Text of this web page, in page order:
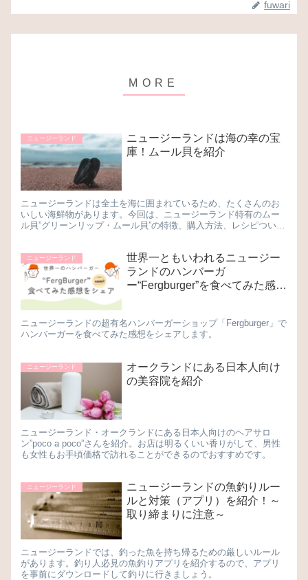
fuwari
ニュージーランド
ニュージーランドは海の幸の宝
庫！ムール貝を紹介
ニュージーランドは全土を海に囲まれているため、たくさんのお
いしい海鮮物があります。今回は、ニュージーランド特有のムー
ル貝”グリーンリップ・ムール貝”の特徴、購入方法、レシピついて
ニュージーランド
世界一ともいわれるニュージー
ランドのハンバーガ
ー“Fergburger”を食べてみた感想
ニュージーランドの超有名ハンバーガーショップ「Fergburger」で
ハンバーガーを食べてみた感想をシェアします。
ニュージーランド
オークランドにある日本人向け
の美容院を紹介
ニュージーランド・オークランドにある日本人向けのヘアサロ
ン”poco a poco”さんを紹介。お店は明るくいい香りがして、男性
も女性もお手頃価格で訪れることができるのでおすすめです。
ニュージーランド
ニュージーランドの魚釣りルー
ルと対策（アプリ）を紹介！～
取り締まりに注意～
ニュージーランドでは、釣った魚を持ち帰るための厳しいルール
があります。釣り人必見の魚釣りアプリを紹介するので、アプリ
を事前にダウンロードして釣りに行きましょう。